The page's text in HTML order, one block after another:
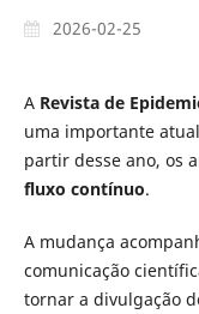
2026-02-25
A Revista de
uma importante
partir desse ano, os
fluxo contínuo.
A mudança
comunicação
tornar a divulgação